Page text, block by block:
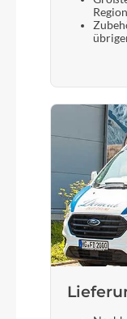
Region